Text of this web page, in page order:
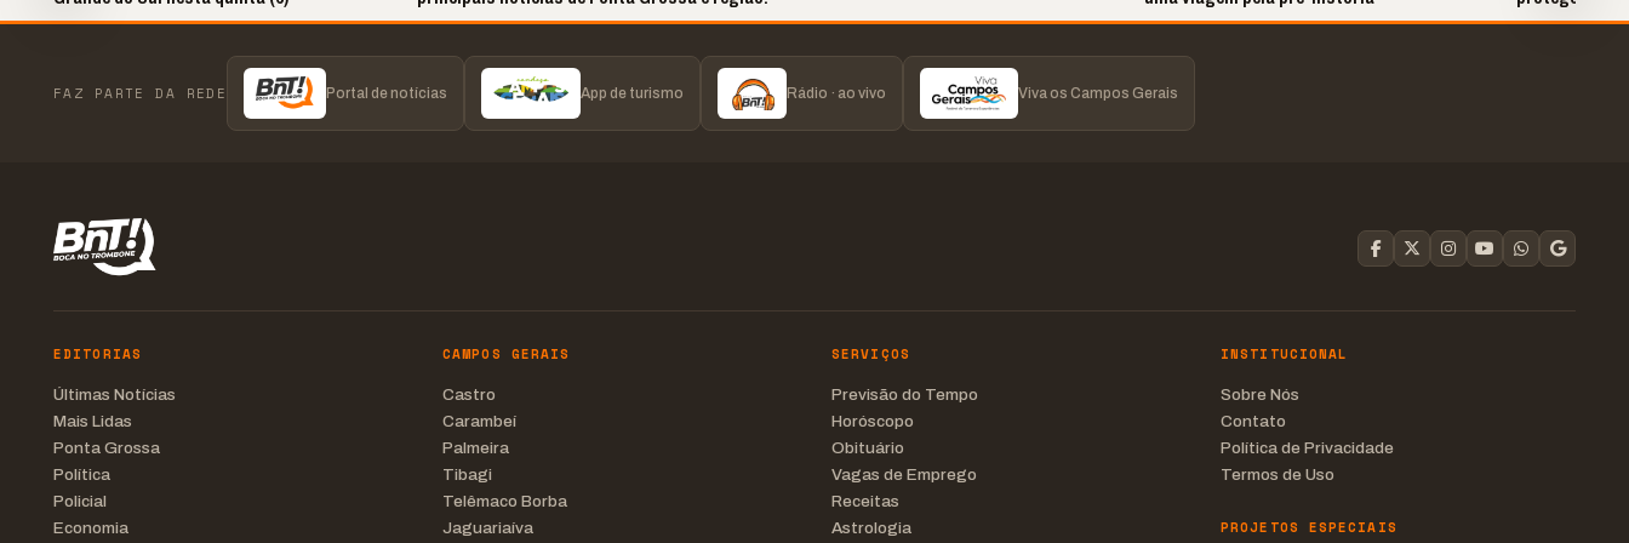
FAZ PARTE DA REDE Portal de notícias App de turismo Rádio · ao vivo Viva os Campos Gerais
EDITORIAS
Últimas Notícias
Mais Lidas
Ponta Grossa
Política
Policial
Economia
CAMPOS GERAIS
Castro
Carambeí
Palmeira
Tibagi
Telêmaco Borba
Jaguariaíva
SERVIÇOS
Previsão do Tempo
Horóscopo
Obituário
Vagas de Emprego
Receitas
Astrologia
INSTITUCIONAL
Sobre Nós
Contato
Política de Privacidade
Termos de Uso
PROJETOS ESPECIAIS